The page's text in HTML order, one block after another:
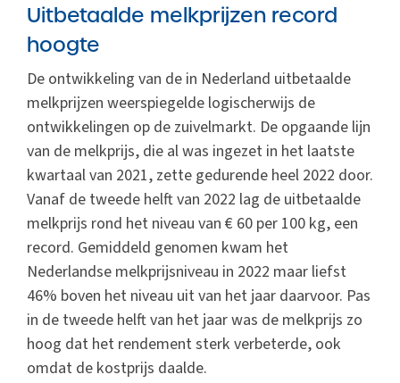
Uitbetaalde melkprijzen record
hoogte
De ontwikkeling van de in Nederland uitbetaalde
melkprijzen weerspiegelde logischerwijs de
ontwikkelingen op de zuivelmarkt. De opgaande lijn
van de melkprijs, die al was ingezet in het laatste
kwartaal van 2021, zette gedurende heel 2022 door.
Vanaf de tweede helft van 2022 lag de uitbetaalde
melkprijs rond het niveau van € 60 per 100 kg, een
record. Gemiddeld genomen kwam het
Nederlandse melkprijsniveau in 2022 maar liefst
46% boven het niveau uit van het jaar daarvoor. Pas
in de tweede helft van het jaar was de melkprijs zo
hoog dat het rendement sterk verbeterde, ook
omdat de kostprijs daalde.